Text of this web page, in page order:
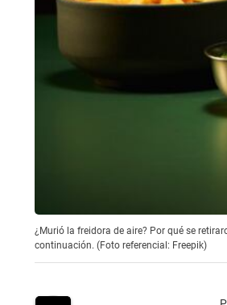
¿Murió la freidora de aire? Por qué se
continuación. (Foto referencial: Freepik)